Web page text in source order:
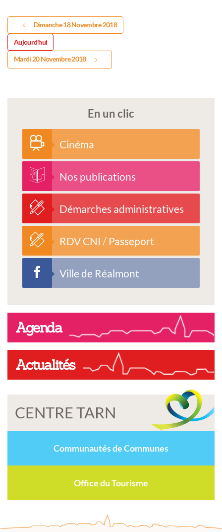
Dimanche 18 Novembre 2018
Aujourd'hui
Mardi 20 Novembre 2018
En un clic
Cinéma
Nos publications
Démarches administratives
RDV CNI / Passeport
Ville de Réalmont
Agenda
Actualités
CENTRE TARN
Communautés de Communes
Office du Tourisme